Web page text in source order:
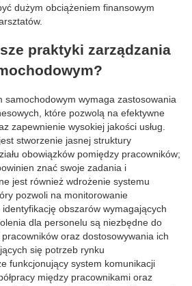
dużym obciążeniem finansowym
praktyki zarządzania
samochodowym wymaga zastosowania
które pozwolą na efektywne
zapewnienie wysokiej jakości usług.
stworzenie jasnej struktury
obowiązków pomiędzy pracowników;
znać swoje zadania i
jest również wdrożenie systemu
pozwoli na monitorowanie
obszarów wymagających
dla personelu są niezbędne do
oraz dostosowywania ich
się potrzeb rynku
funkcjonujący system komunikacji
między pracownikami oraz